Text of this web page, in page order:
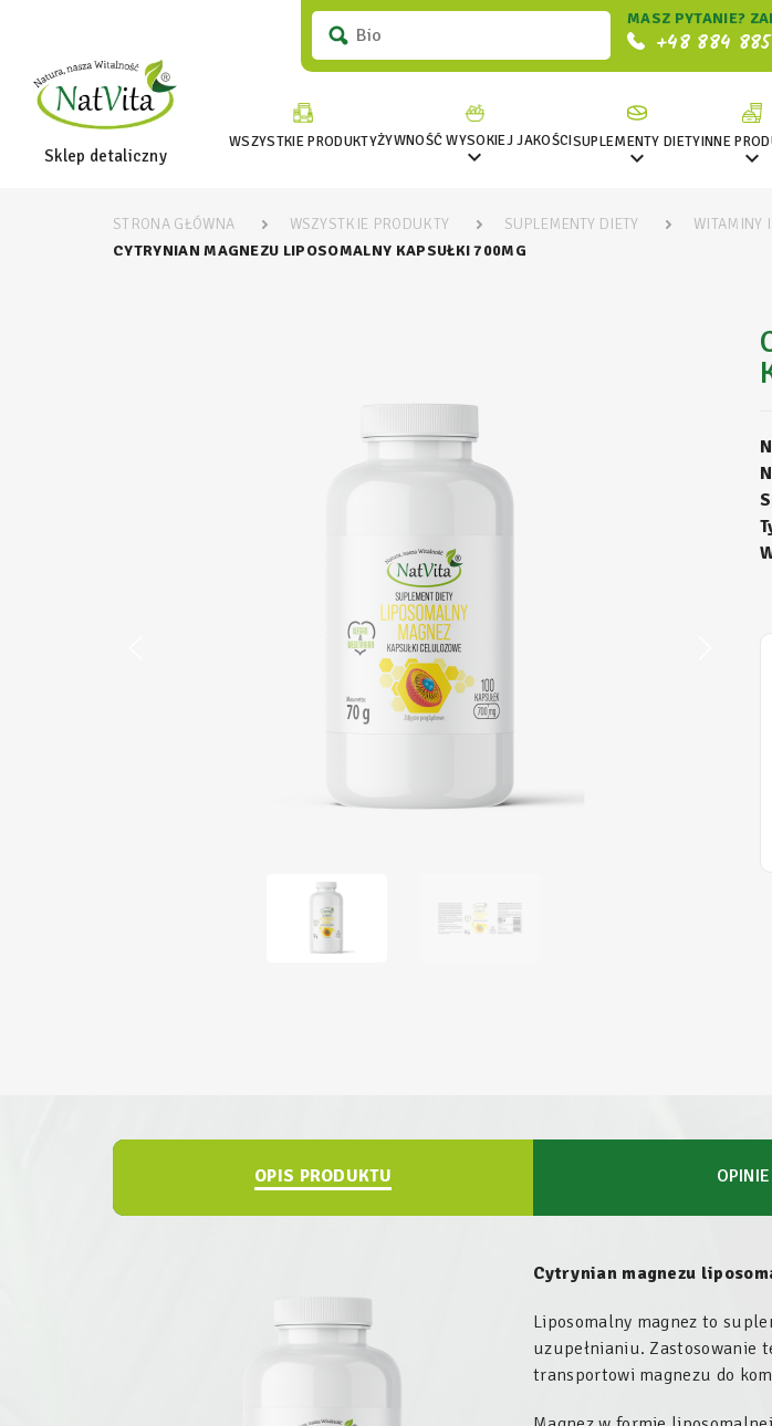
Sklep detaliczny
MASZ PYTANIE?
+48 884
WSZYSTKIE PRODUKTYŻYWNOŚĆ WYSOKIEJ JAKOŚCI

SUPLEMENTY DIETY

INNE

STRONA GŁÓWNA WSZYSTKIE PRODUKTY SUPLEMENTY DIETY
WITAMINY
CYTRYNIAN MAGNEZU LIPOSOMALNY KAPSUŁKI 700MG
OPIS PRODUKTU OPINIE
Cytrynian magnezu
Liposomalny magnez to
uzupełnianiu. Zastosowanie
transportowi magnezu do